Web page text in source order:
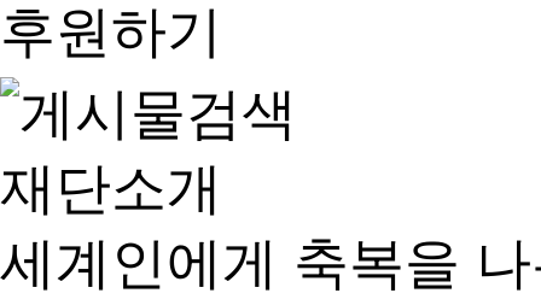
후원하기
재단소개
세계인에게 축복을